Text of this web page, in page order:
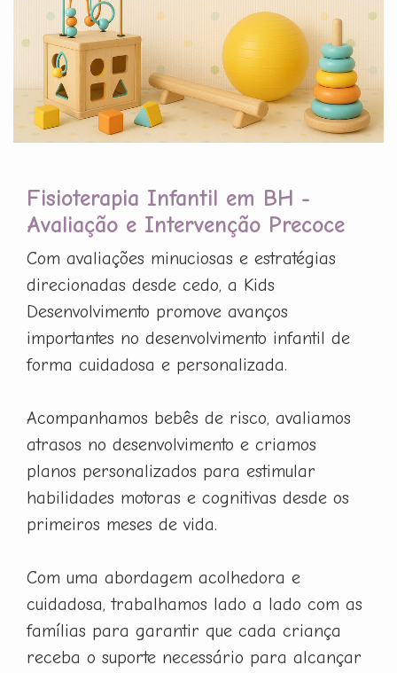
Fisioterapia Infantil em BH -
Avaliação e Intervenção Precoce
Com avaliações minuciosas e estratégias
direcionadas desde cedo, a Kids
Desenvolvimento promove avanços
importantes no desenvolvimento infantil de
forma cuidadosa e personalizada.
Acompanhamos bebês de risco, avaliamos
atrasos no desenvolvimento e criamos
planos personalizados para estimular
habilidades motoras e cognitivas desde os
primeiros meses de vida.
Com uma abordagem acolhedora e
cuidadosa, trabalhamos lado a lado com as
famílias para garantir que cada criança
receba o suporte necessário para alcançar